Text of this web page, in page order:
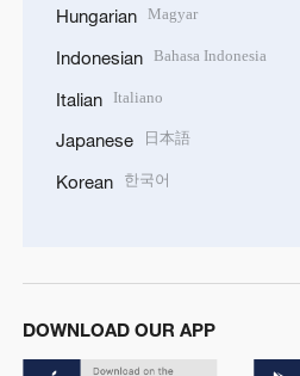
Hungarian Magyar
Indonesian Bahasa Indonesia
Italian Italiano
Japanese 日本語
Korean 한국어
DOWNLOAD OUR APP